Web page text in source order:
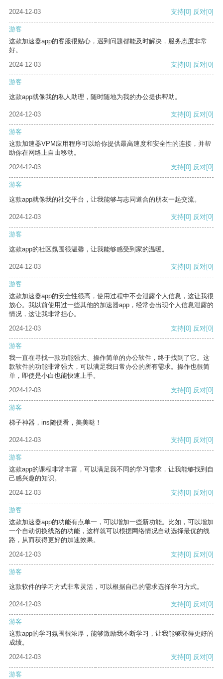
2024-12-03 支持[0] 反对[0]
游客
这款加速器app的客服很贴心，遇到问题都能及时解决，服务态度非常
好。
2024-12-03
支持[0] 反对[0]
游客
这款app就像我的私人助理，随时随地为我的办公提供帮助。
2024-12-03 支持[0] 反对[0]
游客
这款加速器VPM应用程序可以给你提供最高速度和安全性的连接，并帮
助你在网络上自由移动。
2024-12-03
支持[0] 反对[0]
游客
这款app就像我的社交平台，让我能够与志同道合的朋友一起交流。
2024-12-03 支持[0] 反对[0]
游客
这款app的社区氛围很温馨，让我能够感受到家的温暖。
2024-12-03 支持[0] 反对[0]
游客
这款加速器app的安全性很高，使用过程中不会泄露个人信息，这让我很
放心。我以前使用过一些其他的加速器app，经常会出现个人信息泄露的
情况，这让我非常担心。
2024-12-03
支持[0] 反对[0]
游客
我一直在寻找一款功能强大、操作简单的办公软件，终于找到了它。这
款软件的功能非常强大，可以满足我日常办公的所有需求。操作也很简
单，即使是小白也能快速上手。
2024-12-03
支持[0] 反对[0]
游客
梯子神器，ins随便看，美美哒！
2024-12-03 支持[0] 反对[0]
游客
这款app的课程非常丰富，可以满足我不同的学习需求，让我能够找到自
己感兴趣的知识。
2024-12-03
支持[0] 反对[0]
游客
这款加速器app的功能有点单一，可以增加一些新功能。比如，可以增加
一个自动切换线路的功能，这样就可以根据网络情况自动选择最优的线
路，从而获得更好的加速效果。
2024-12-03
支持[0] 反对[0]
游客
这款软件的学习方式非常灵活，可以根据自己的需求选择学习方式。
2024-12-03 支持[0] 反对[0]
游客
这款app的学习氛围很浓厚，能够激励我不断学习，让我能够取得更好的
成绩。
2024-12-03
支持[0] 反对[0]
游客